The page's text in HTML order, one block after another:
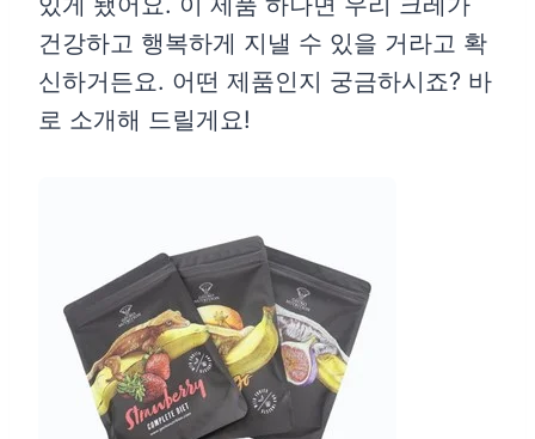
건강하고 행복하게 지낼 수 있을 거라고 확
신하거든요. 어떤 제품인지 궁금하시죠? 바
로 소개해 드릴게요!